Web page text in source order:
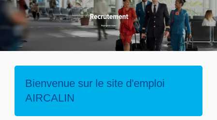
Bienvenue sur le site d'emploi
AIRCALIN